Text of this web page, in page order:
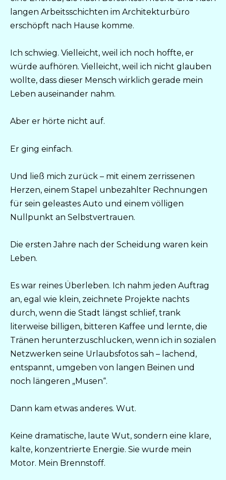
langen Arbeitsschichten im Architekturbüro
erschöpft nach Hause komme.
Ich schwieg. Vielleicht, weil ich noch hoffte, er
würde aufhören. Vielleicht, weil ich nicht glauben
wollte, dass dieser Mensch wirklich gerade mein
Leben auseinander nahm.
Aber er hörte nicht auf.
Er ging einfach.
Und ließ mich zurück – mit einem zerrissenen
Herzen, einem Stapel unbezahlter Rechnungen
für sein geleastes Auto und einem völligen
Nullpunkt an Selbstvertrauen.
Die ersten Jahre nach der Scheidung waren kein
Leben.
Es war reines Überleben. Ich nahm jeden Auftrag
an, egal wie klein, zeichnete Projekte nachts
durch, wenn die Stadt längst schlief, trank
literweise billigen, bitteren Kaffee und lernte, die
Tränen herunterzuschlucken, wenn ich in sozialen
Netzwerken seine Urlaubsfotos sah – lachend,
entspannt, umgeben von langen Beinen und
noch längeren „Musen“.
Dann kam etwas anderes. Wut.
Keine dramatische, laute Wut, sondern eine klare,
kalte, konzentrierte Energie. Sie wurde mein
Motor. Mein Brennstoff.